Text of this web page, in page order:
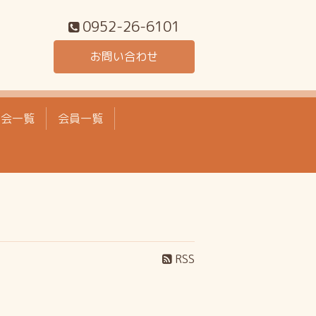
0952-26-6101
お問い合わせ
一覧 会員一覧
RSS